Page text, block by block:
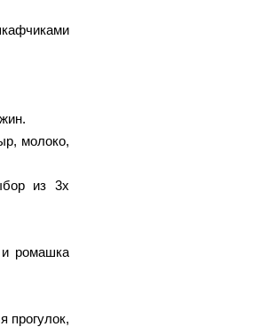
молоко,
из 3х
ромашка
прогулок,